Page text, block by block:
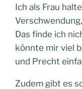
Ich als Frau
Das finde ich
könnte mir viel
und Precht
Zudem gibt es